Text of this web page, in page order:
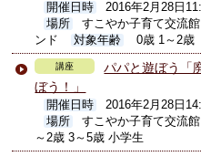
開催日時
2016年2月28日
場所
すこやか子育て交流
ンド
対象年齢 0歳 1～2歳
講座
パパと遊ぼう「
ぼう！」
開催日時
2016年2月28日
場所
すこやか子育て交流
～2歳 3～5歳 小学生